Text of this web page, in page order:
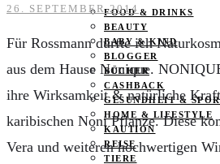
FOOD & DRINKS
BEAUTY
BABY & KIND
BLOGGER
BÜCHER
CASHBACK
GESUNDHEIT &
HOME & LIFESTYLE
KAUTION
REISE
TIERE
26. SEPTEMBER 2014
Für Rossmann durfte ich
aus dem Hause Nonique.
ihre Wirksamkeit & natürliche
karibischen Noni Pflanze. Diese
Vera und weiteren hochwertigen